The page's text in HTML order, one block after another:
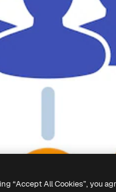
“Accept All Cookies”, you